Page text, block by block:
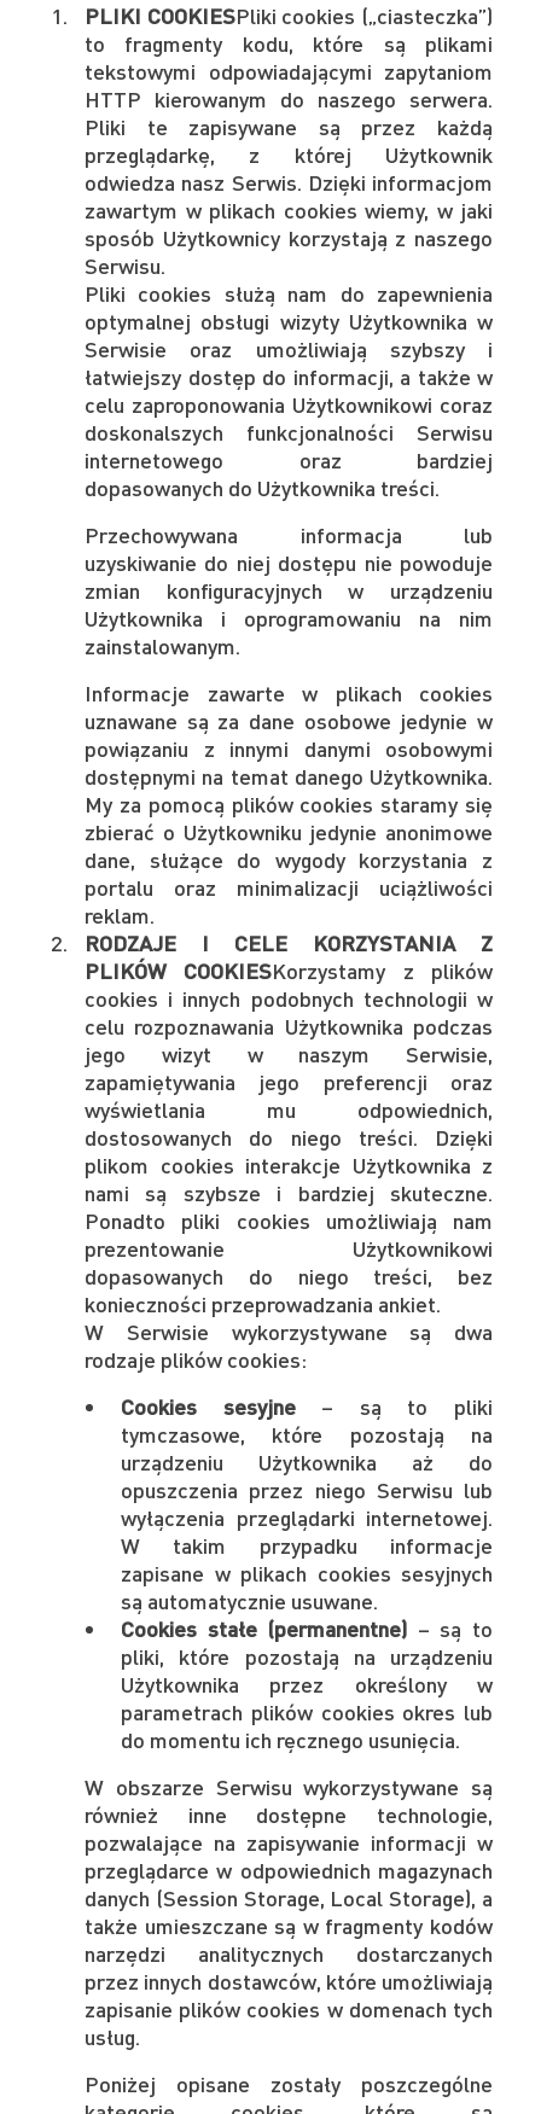
PLIKI COOKIESPliki cookies („ciasteczka”)
to fragmenty kodu, które są plikami
tekstowymi odpowiadającymi zapytaniom
HTTP kierowanym do naszego serwera.
Pliki te zapisywane są przez każdą
przeglądarkę, z której Użytkownik
odwiedza nasz Serwis. Dzięki informacjom
zawartym w plikach cookies wiemy, w jaki
sposób Użytkownicy korzystają z naszego
Serwisu.
Pliki cookies służą nam do zapewnienia
optymalnej obsługi wizyty Użytkownika w
Serwisie oraz umożliwiają szybszy i
łatwiejszy dostęp do informacji, a także w
celu zaproponowania Użytkownikowi coraz
doskonalszych funkcjonalności Serwisu
internetowego oraz bardziej
dopasowanych do Użytkownika treści.
Przechowywana informacja lub
uzyskiwanie do niej dostępu nie powoduje
zmian konfiguracyjnych w urządzeniu
Użytkownika i oprogramowaniu na nim
zainstalowanym.
Informacje zawarte w plikach cookies
uznawane są za dane osobowe jedynie w
powiązaniu z innymi danymi osobowymi
dostępnymi na temat danego Użytkownika.
My za pomocą plików cookies staramy się
zbierać o Użytkowniku jedynie anonimowe
dane, służące do wygody korzystania z
portalu oraz minimalizacji uciążliwości
reklam.
RODZAJE I CELE KORZYSTANIA Z
PLIKÓW COOKIESKorzystamy z plików
cookies i innych podobnych technologii w
celu rozpoznawania Użytkownika podczas
jego wizyt w naszym Serwisie,
zapamiętywania jego preferencji oraz
wyświetlania mu odpowiednich,
dostosowanych do niego treści. Dzięki
plikom cookies interakcje Użytkownika z
nami są szybsze i bardziej skuteczne.
Ponadto pliki cookies umożliwiają nam
prezentowanie Użytkownikowi
dopasowanych do niego treści, bez
konieczności przeprowadzania ankiet.
W Serwisie wykorzystywane są dwa
rodzaje plików cookies:
Cookies sesyjne– są to pliki
tymczasowe, które pozostają na
urządzeniu Użytkownika aż do
opuszczenia przez niego Serwisu lub
wyłączenia przeglądarki internetowej.
W takim przypadku informacje
zapisane w plikach cookies sesyjnych
są automatycznie usuwane.
Cookies stałe (permanentne) – są to
pliki, które pozostają na urządzeniu
Użytkownika przez określony w
parametrach plików cookies okres lub
do momentu ich ręcznego usunięcia.
W obszarze Serwisu wykorzystywane są
również inne dostępne technologie,
pozwalające na zapisywanie informacji w
przeglądarce w odpowiednich magazynach
danych (Session Storage, Local Storage), a
także umieszczane są w fragmenty kodów
narzędzi analitycznych dostarczanych
przez innych dostawców, które umożliwiają
zapisanie plików cookies w domenach tych
usług.
Poniżej opisane zostały poszczególne